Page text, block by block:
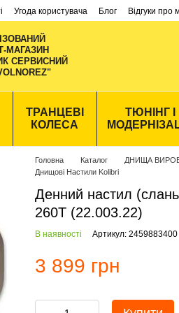
Угода користувача Блог Відгуки про
МАГАЗИН
CЕРВИСНИЙ
ТРАНЦЕВІ
КОЛЕСА
ТЮНІНГ І
Головна Каталог
ДНИЩА
Днищові Настили Kolibri
Денний настил
260T (22.003.22)
В наявності Артикул: 2459883400
3 899 грн